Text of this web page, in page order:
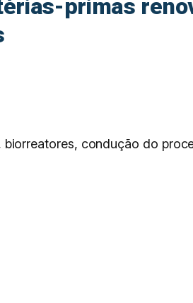
primas
condução do